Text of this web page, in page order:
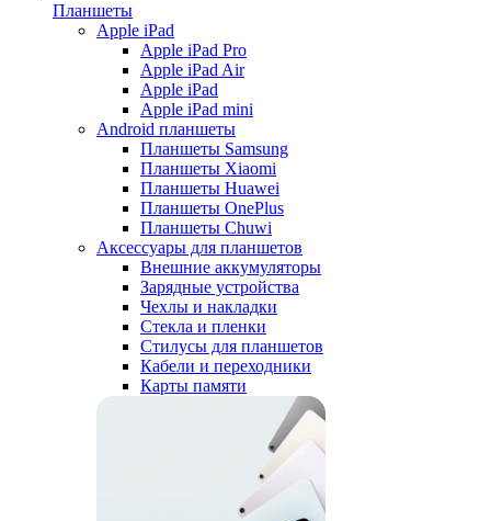
Планшеты
Apple iPad
Apple iPad Pro
Apple iPad Air
Apple iPad
Apple iPad mini
Android планшеты
Планшеты Samsung
Планшеты Xiaomi
Планшеты Huawei
Планшеты OnePlus
Планшеты Chuwi
Аксессуары для планшетов
Внешние аккумуляторы
Зарядные устройства
Чехлы и накладки
Стекла и пленки
Стилусы для планшетов
Кабели и переходники
Карты памяти